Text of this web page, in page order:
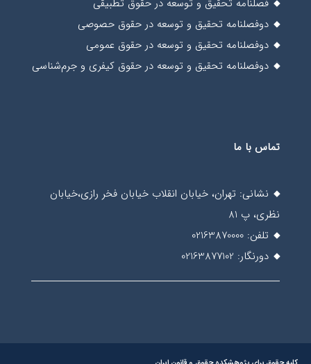
فصلنامه تحقیق و توسعه در حقوق تطبیقی
دوفصلنامه تحقیق و توسعه در حقوق حصوصی
دوفصلنامه تحقیق و توسعه در حقوق عمومی
دوفصلنامه تحقیق و توسعه در حقوق کیفری و جرم‌شناسی
تماس با ما
نشانی: تهران، خیابان انقلاب خیابان فخر رازی،خیابان
نظری، پ 81
تلفن: 02163870000
دورنگار: 02163877102